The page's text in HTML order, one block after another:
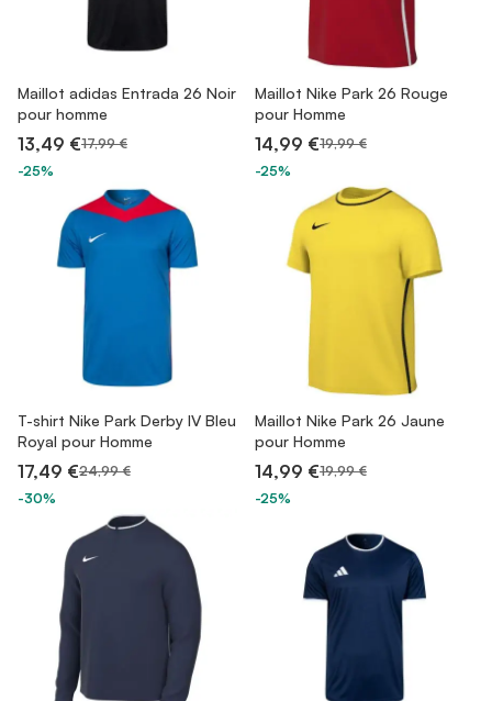
Maillot adidas Entrada 26 Noir
pour homme
13,49 €17,99 €
-25%
Maillot Nike Park 26 Rouge
pour Homme
14,99 €19,99 €
-25%
T-shirt Nike Park Derby IV Bleu
Royal pour Homme
17,49 €24,99 €
-30%
Maillot Nike Park 26 Jaune
pour Homme
14,99 €19,99 €
-25%